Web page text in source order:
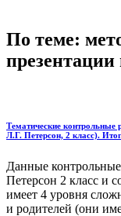
По теме:
Тематические
Л.Г. Петерсон, 2 класс).
Данные
Петерсон 2 класс и
имеет 4 уровня
и родителей (они